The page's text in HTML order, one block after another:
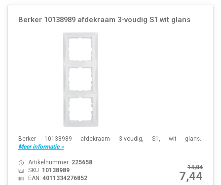
Berker 10138989 afdekraam 3-voudig S1 wit glans
Berker 10138989 afdekraam 3-voudig, S1, wit glans.
Meer informatie »
14,04
7,44
Artikelnummer: 225658
SKU: 10138989
EAN: 4011334276852